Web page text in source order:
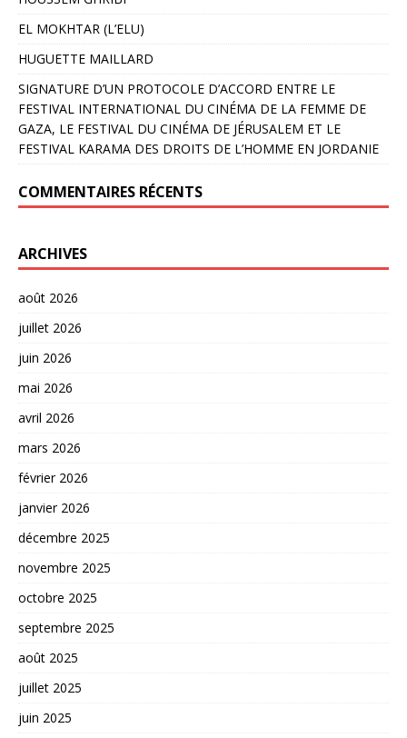
EL MOKHTAR (L’ELU)
HUGUETTE MAILLARD
SIGNATURE D’UN PROTOCOLE D’ACCORD ENTRE LE
FESTIVAL INTERNATIONAL DU CINÉMA DE LA FEMME DE
GAZA, LE FESTIVAL DU CINÉMA DE JÉRUSALEM ET LE
FESTIVAL KARAMA DES DROITS DE L’HOMME EN JORDANIE
COMMENTAIRES RÉCENTS
ARCHIVES
août 2026
juillet 2026
juin 2026
mai 2026
avril 2026
mars 2026
février 2026
janvier 2026
décembre 2025
novembre 2025
octobre 2025
septembre 2025
août 2025
juillet 2025
juin 2025